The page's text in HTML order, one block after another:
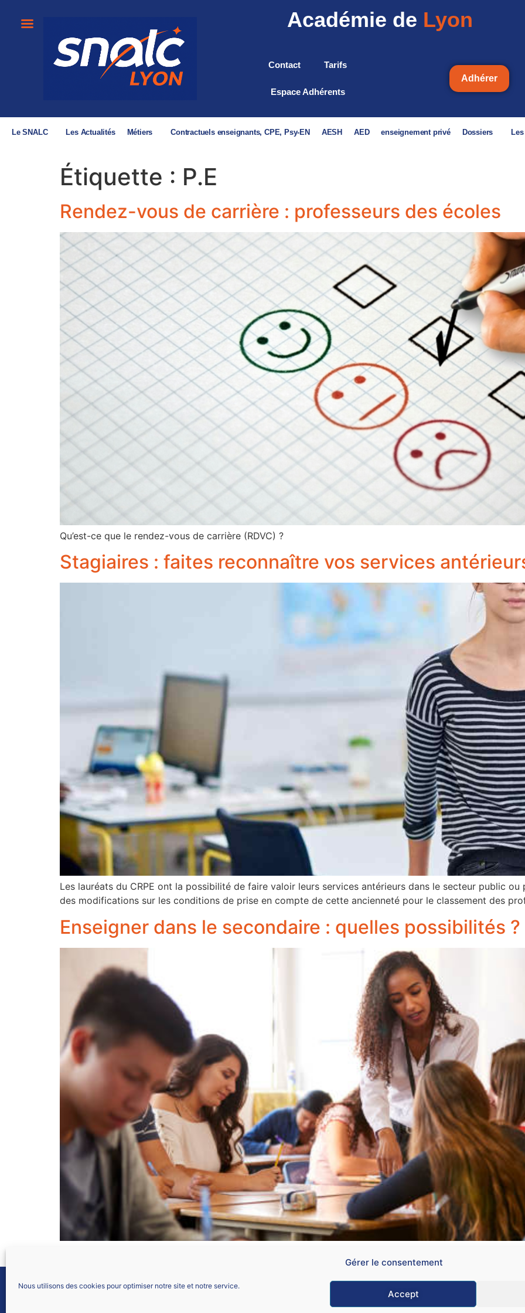
Gérer le consentement
Nous utilisons des cookies pour optimiser notre site et notre service.
Accept
Académie de Lyon
Contact Tarifs
Espace Adhérents
Adhérer
Le SNALC Les Actualités Métiers Contractuels enseignants, CPE, Psy-EN AESH AED enseignement privé Dossiers
Étiquette : P.E
Rendez-vous de carrière : professeurs des écoles
Qu’est-ce que le rendez-vous de carrière (RDVC) ?
Stagiaires : faites reconnaître vos services
Les lauréats du CRPE ont la possibilité de faire valoir leurs services antérieurs dans le secteur public
des modifications sur les conditions de prise en compte de cette ancienneté pour le classement des
Enseigner dans le secondaire : quelles possibilités ?
SNALC LYON